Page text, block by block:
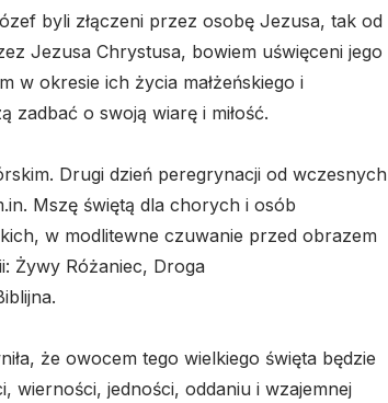
byli złączeni przez osobę Jezusa, tak od
Jezusa Chrystusa, bowiem uświęceni jego
w okresie ich życia małżeńskiego i
zadbać o swoją wiarę i miłość.
Drugi dzień peregrynacji od wczesnych
Mszę świętą dla chorych i osób
w modlitewne czuwanie przed obrazem
Żywy Różaniec, Droga
że owocem tego wielkiego święta będzie
wierności, jedności, oddaniu i wzajemnej